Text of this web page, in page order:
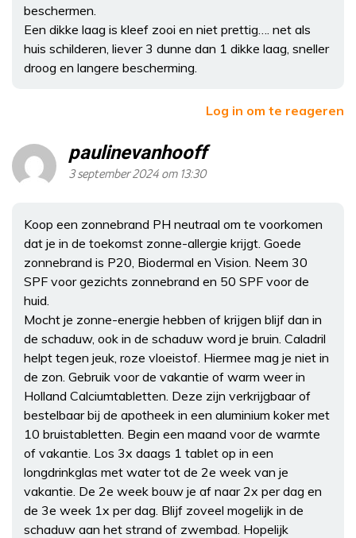
beschermen.
Een dikke laag is kleef zooi en niet prettig…. net als
huis schilderen, liever 3 dunne dan 1 dikke laag, sneller
droog en langere bescherming.
Log in om te reageren
paulinevanhooff
3 september 2024 om 13:30
Koop een zonnebrand PH neutraal om te voorkomen
dat je in de toekomst zonne-allergie krijgt. Goede
zonnebrand is P20, Biodermal en Vision. Neem 30
SPF voor gezichts zonnebrand en 50 SPF voor de
huid.
Mocht je zonne-energie hebben of krijgen blijf dan in
de schaduw, ook in de schaduw word je bruin. Caladril
helpt tegen jeuk, roze vloeistof. Hiermee mag je niet in
de zon. Gebruik voor de vakantie of warm weer in
Holland Calciumtabletten. Deze zijn verkrijgbaar of
bestelbaar bij de apotheek in een aluminium koker met
10 bruistabletten. Begin een maand voor de warmte
of vakantie. Los 3x daags 1 tablet op in een
longdrinkglas met water tot de 2e week van je
vakantie. De 2e week bouw je af naar 2x per dag en
de 3e week 1x per dag. Blijf zoveel mogelijk in de
schaduw aan het strand of zwembad. Hopelijk